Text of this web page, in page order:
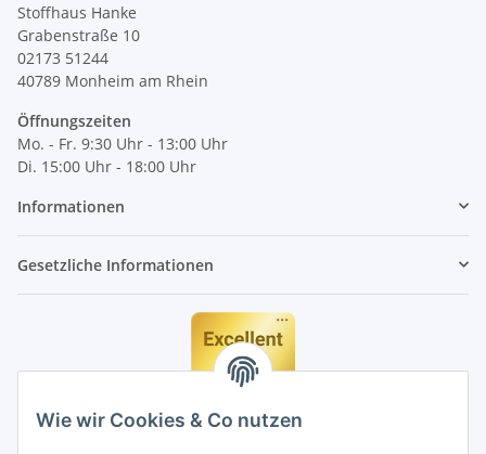
Wie wir Cookies & Co nutzen
Stoffhaus Hanke
Grabenstraße 10
02173 51244
40789 Monheim am Rhein
Öffnungszeiten
Mo. - Fr. 9:30 Uhr - 13:00 Uhr
Di. 15:00 Uhr - 18:00 Uhr
Informationen
Gesetzliche Informationen